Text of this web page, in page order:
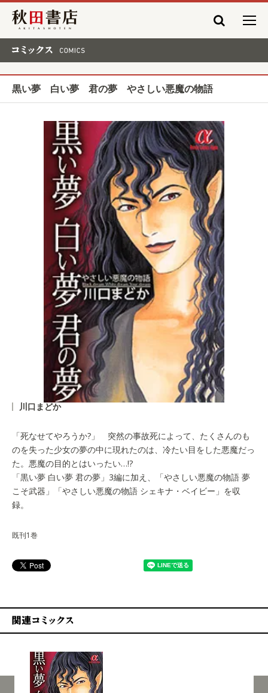
秋田書店
黒い夢 白い夢 君の夢 やさしい悪魔の物語
川口まどか
「死なせてやろうか?」 突然の事故死によって、たくさんのも
のを失った少女の夢の中に現れたのは、冷たい目をした悪魔だっ
た。悪魔の目的とはいったい…!?
「黒い夢 白い夢 君の夢」3編に加え、「やさしい悪魔の物語 夢
こそ武器」「やさしい悪魔の物語 シェキナ・ベイビー」を収
録。
既刊1巻